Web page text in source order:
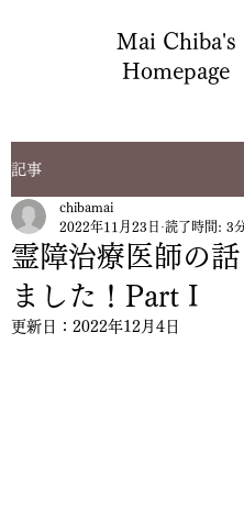
Mai Chiba's
Homepage
記事
霊障治療医師の話
ました！Part I
chibamai
2022年11月23日 読了時間: 3
更新日： 2022年12月4日